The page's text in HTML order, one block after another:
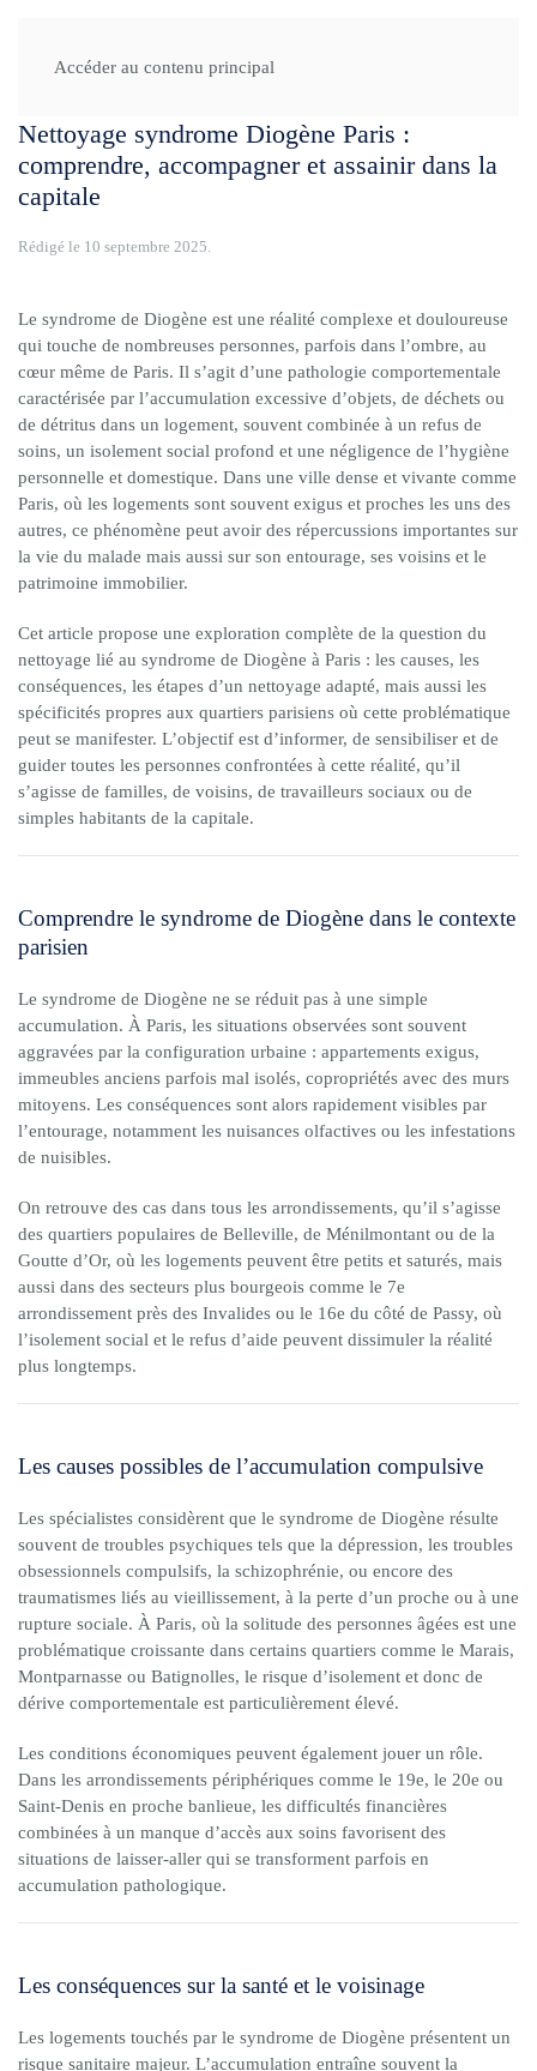
Accéder au contenu principal
Accueil Zones Paris
Nettoyage syndrome Diogène Paris :
comprendre, accompagner et assainir dans la
capitale
Rédigé le 10 septembre 2025.
Le syndrome de Diogène est une réalité complexe et douloureuse
qui touche de nombreuses personnes, parfois dans l’ombre, au
cœur même de Paris. Il s’agit d’une pathologie comportementale
caractérisée par l’accumulation excessive d’objets, de déchets ou
de détritus dans un logement, souvent combinée à un refus de
soins, un isolement social profond et une négligence de l’hygiène
personnelle et domestique. Dans une ville dense et vivante comme
Paris, où les logements sont souvent exigus et proches les uns des
autres, ce phénomène peut avoir des répercussions importantes sur
la vie du malade mais aussi sur son entourage, ses voisins et le
patrimoine immobilier.
Cet article propose une exploration complète de la question du
nettoyage lié au syndrome de Diogène à Paris : les causes, les
conséquences, les étapes d’un nettoyage adapté, mais aussi les
spécificités propres aux quartiers parisiens où cette problématique
peut se manifester. L’objectif est d’informer, de sensibiliser et de
guider toutes les personnes confrontées à cette réalité, qu’il
s’agisse de familles, de voisins, de travailleurs sociaux ou de
simples habitants de la capitale.
Comprendre le syndrome de Diogène dans le contexte
parisien
Le syndrome de Diogène ne se réduit pas à une simple
accumulation. À Paris, les situations observées sont souvent
aggravées par la configuration urbaine : appartements exigus,
immeubles anciens parfois mal isolés, copropriétés avec des murs
mitoyens. Les conséquences sont alors rapidement visibles par
l’entourage, notamment les nuisances olfactives ou les infestations
de nuisibles.
On retrouve des cas dans tous les arrondissements, qu’il s’agisse
des quartiers populaires de Belleville, de Ménilmontant ou de la
Goutte d’Or, où les logements peuvent être petits et saturés, mais
aussi dans des secteurs plus bourgeois comme le 7e
arrondissement près des Invalides ou le 16e du côté de Passy, où
l’isolement social et le refus d’aide peuvent dissimuler la réalité
plus longtemps.
Les causes possibles de l’accumulation compulsive
Les spécialistes considèrent que le syndrome de Diogène résulte
souvent de troubles psychiques tels que la dépression, les troubles
obsessionnels compulsifs, la schizophrénie, ou encore des
traumatismes liés au vieillissement, à la perte d’un proche ou à une
rupture sociale. À Paris, où la solitude des personnes âgées est une
problématique croissante dans certains quartiers comme le Marais,
Montparnasse ou Batignolles, le risque d’isolement et donc de
dérive comportementale est particulièrement élevé.
Les conditions économiques peuvent également jouer un rôle.
Dans les arrondissements périphériques comme le 19e, le 20e ou
Saint-Denis en proche banlieue, les difficultés financières
combinées à un manque d’accès aux soins favorisent des
situations de laisser-aller qui se transforment parfois en
accumulation pathologique.
Les conséquences sur la santé et le voisinage
Les logements touchés par le syndrome de Diogène présentent un
risque sanitaire majeur. L’accumulation entraîne souvent la